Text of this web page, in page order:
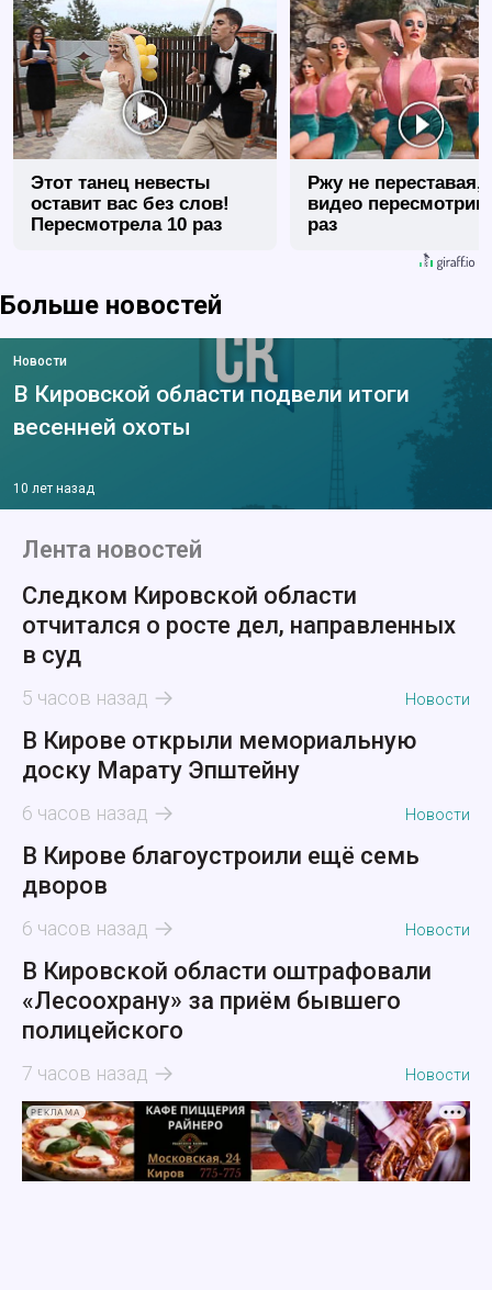
Этот танец невесты
оставит вас без слов!
Пересмотрела 10 раз
Ржу не переставая,
видео
раз
Больше новостей
Новости
В Кировской области подвели итоги
весенней охоты
10 лет назад
Лента новостей
Следком Кировской области
отчитался о росте дел, направленных
в суд
5 часов назад Новости
В Кирове открыли мемориальную
доску Марату Эпштейну
6 часов назад Новости
В Кирове благоустроили ещё семь
дворов
6 часов назад Новости
В Кировской области оштрафовали
«Лесоохрану» за приём бывшего
полицейского
7 часов назад Новости
РЕКЛАМА